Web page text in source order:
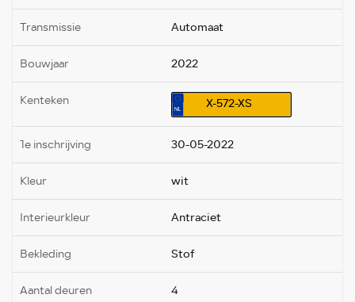
Transmissie Automaat
Bouwjaar 2022
Kenteken X-572-XS
1e inschrijving 30-05-2022
Kleur wit
Interieurkleur Antraciet
Bekleding Stof
Aantal deuren 4